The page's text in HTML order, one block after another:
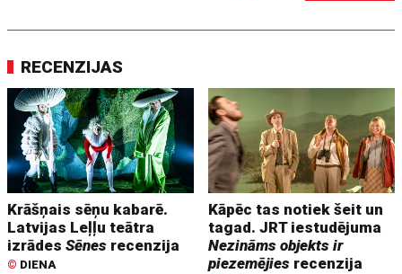
RECENZIJAS
Krāšņais sēņu kabarē.
Latvijas Leļļu teātra
izrādesSēnes recenzija
© DIENA
Kāpēc tas notiek šeit un
tagad. JRT iestudējuma
Nezināms objekts ir
piezemējies recenzija